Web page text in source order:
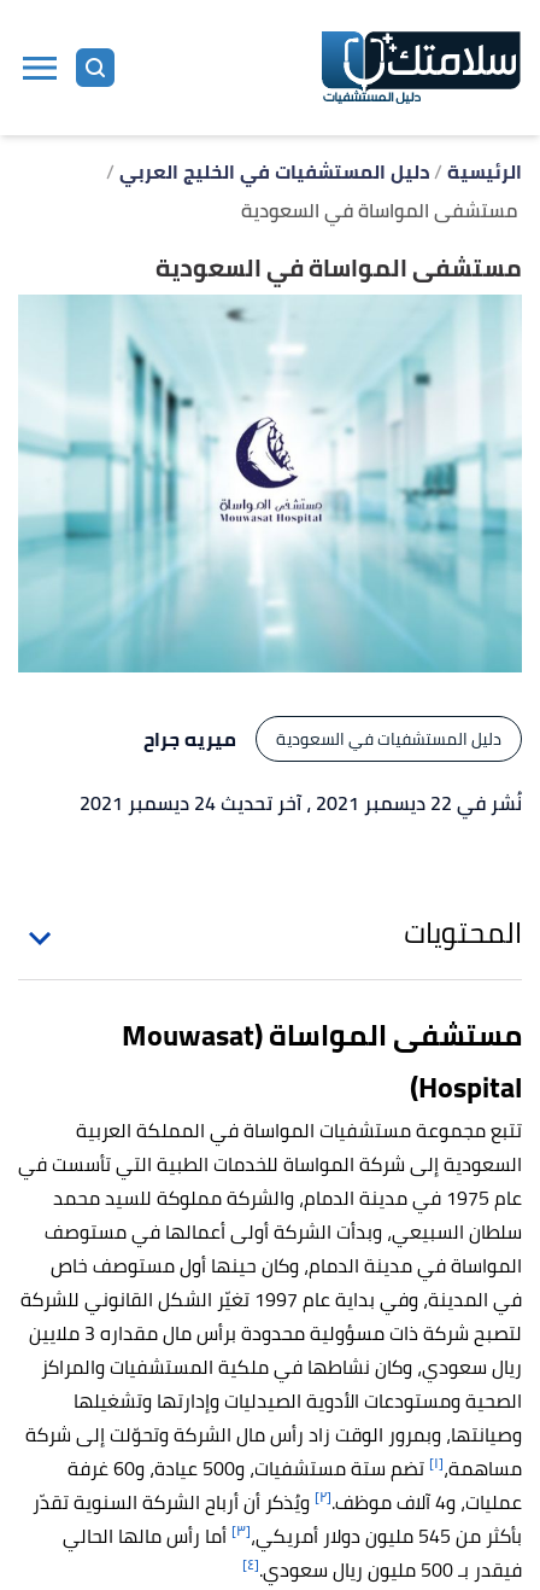
الرئيسية دليل المستشفيات في الخليج العربي
مستشفى المواساة في السعودية
مستشفى المواساة في السعودية
دليل المستشفيات في السعودية
ميريه جراح
نُشر في 22 ديسمبر 2021
، آخر تحديث 24 ديسمبر 2021
المحتويات
مستشفى المواساة (Mouwasat
Hospital)
تتبع مجموعة مستشفيات المواساة في المملكة العربية
السعودية إلى شركة المواساة للخدمات الطبية التي تأسست في
عام 1975 في مدينة الدمام، والشركة مملوكة للسيد محمد
سلطان السبيعي، وبدأت الشركة أولى أعمالها في مستوصف
المواساة في مدينة الدمام، وكان حينها أول مستوصف خاص
في المدينة، وفي بداية عام 1997 تغيّر الشكل القانوني للشركة
لتصبح شركة ذات مسؤولية محدودة برأس مال مقداره 3 ملايين
ريال سعودي، وكان نشاطها في ملكية المستشفيات والمراكز
الصحية ومستودعات الأدوية الصيدليات وإدارتها وتشغيلها
وصيانتها، وبمرور الوقت زاد رأس مال الشركة وتحوّلت إلى شركة
مساهمة،[١]
تضم ستة مستشفيات، و500 عيادة، و60 غرفة
عمليات، و4 آلاف موظف.
[٢]
ويُذكر أن أرباح الشركة السنوية تقدّر
بأكثر من 545 مليون دولار أمريكي،
[٣]
أما رأس مالها الحالي
فيقدر بـ 500 مليون ريال سعودي.
[٤]